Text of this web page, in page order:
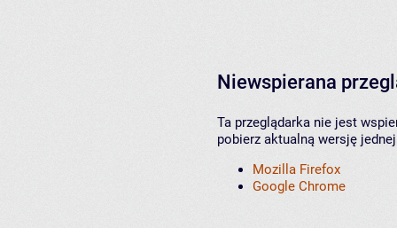
Niewspierana
Ta przeglądarka nie jest
pobierz aktualną wersję
Mozilla Firefox
Google Chrome